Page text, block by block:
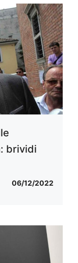
brividi
06/12/2022